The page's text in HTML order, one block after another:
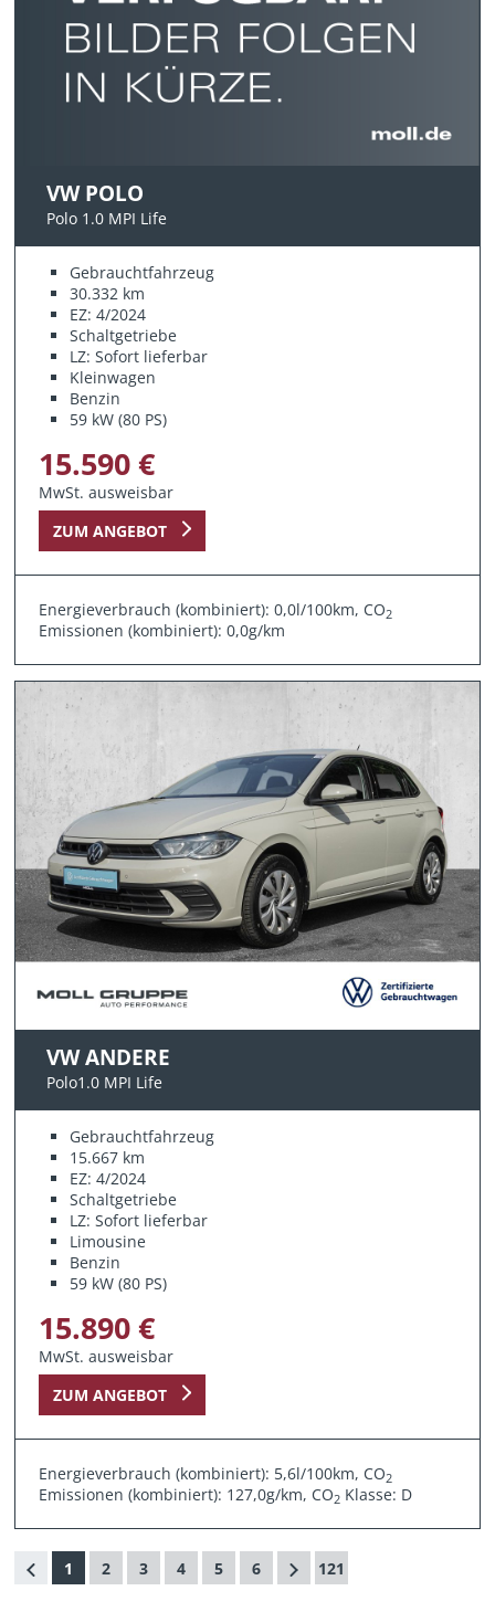
VW POLO
Polo 1.0 MPI Life
Gebrauchtfahrzeug
30.332 km
EZ: 4/2024
Schaltgetriebe
LZ: Sofort lieferbar
Kleinwagen
Benzin
59 kW (80 PS)
15.590 €
MwSt. ausweisbar
ZUM ANGEBOT
Energieverbrauch (kombiniert): 0,0l/100km, CO2
Emissionen (kombiniert): 0,0g/km
VW ANDERE
Polo1.0 MPI Life
Gebrauchtfahrzeug
15.667 km
EZ: 4/2024
Schaltgetriebe
LZ: Sofort lieferbar
Limousine
Benzin
59 kW (80 PS)
15.890 €
MwSt. ausweisbar
ZUM ANGEBOT
Energieverbrauch (kombiniert): 5,6l/100km, CO2
Emissionen (kombiniert): 127,0g/km, CO2 Klasse: D
1 2 3 4 5 6 121